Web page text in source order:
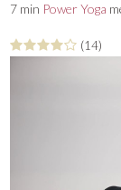
7 min Power Yoga
(14)